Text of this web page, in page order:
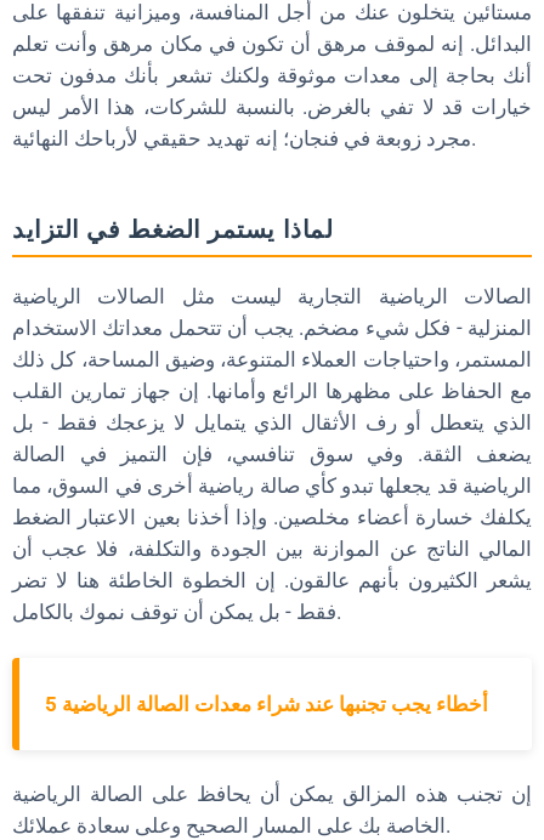
مستائين يتخلون عنك من أجل المنافسة، وميزانية تنفقها على
البدائل. إنه لموقف مرهق أن تكون في مكان مرهق وأنت تعلم
أنك بحاجة إلى معدات موثوقة ولكنك تشعر بأنك مدفون تحت
خيارات قد لا تفي بالغرض. بالنسبة للشركات، هذا الأمر ليس
مجرد زوبعة في فنجان؛ إنه تهديد حقيقي لأرباحك النهائية.
لماذا يستمر الضغط في التزايد
الصالات الرياضية التجارية ليست مثل الصالات الرياضية
المنزلية - فكل شيء مضخم. يجب أن تتحمل معداتك الاستخدام
المستمر، واحتياجات العملاء المتنوعة، وضيق المساحة، كل ذلك
مع الحفاظ على مظهرها الرائع وأمانها. إن جهاز تمارين القلب
الذي يتعطل أو رف الأثقال الذي يتمايل لا يزعجك فقط - بل
يضعف الثقة. وفي سوق تنافسي، فإن التميز في الصالة
الرياضية قد يجعلها تبدو كأي صالة رياضية أخرى في السوق، مما
يكلفك خسارة أعضاء مخلصين. وإذا أخذنا بعين الاعتبار الضغط
المالي الناتج عن الموازنة بين الجودة والتكلفة، فلا عجب أن
يشعر الكثيرون بأنهم عالقون. إن الخطوة الخاطئة هنا لا تضر
فقط - بل يمكن أن توقف نموك بالكامل.
5 أخطاء يجب تجنبها عند شراء معدات الصالة الرياضية
إن تجنب هذه المزالق يمكن أن يحافظ على الصالة الرياضية
الخاصة بك على المسار الصحيح وعلى سعادة عملائك.